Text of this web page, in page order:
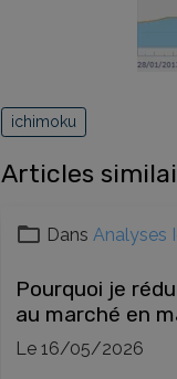
ichimoku
Articles
Dans Analyses
Pourquoi je
au marché en
comment
décisions
Le 16/05/2026